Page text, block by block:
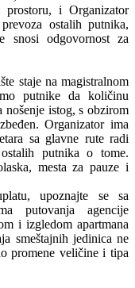
i Organizator
ostalih putnika,
snosi odgovornost za
staje na magistralnom
putnike da količinu
nošenje istog, s obzirom
Organizator ima
sa glavne rute radi
putnika o tome.
mesta za pauze i
upoznajte se sa
putovanja agencije
i izgledom apartmana
smeštajnih jedinica ne
promene veličine i tipa